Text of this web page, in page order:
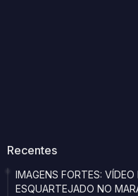
Recentes
IMAGENS FORTES:
ESQUARTEJADO NO